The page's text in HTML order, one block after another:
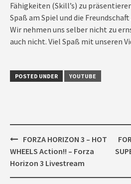
Fähigkeiten (Skill’s) zu
Spaß am Spiel und die
Wir nehmen uns selber nicht zu
auch nicht. Viel Spaß mit unseren
POSTED UNDER YOUTUBE
Post
navigation
FORZA HORIZON 3 – HOT
WHEELS Action!! – Forza
Horizon 3 Livestream